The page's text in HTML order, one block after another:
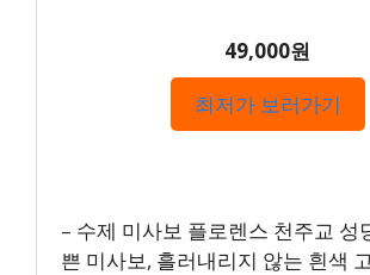
49,000원
최저가 보러가기
– 수제 미사보 플로렌스 천주교 성
쁜 미사보, 흘러내리지 않는 흰색